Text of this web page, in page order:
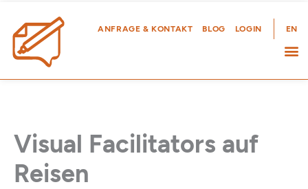
Inhalt
springen
ANFRAGE & KONTAKT BLOG LOGIN EN
Visual Facilitators auf
Reisen